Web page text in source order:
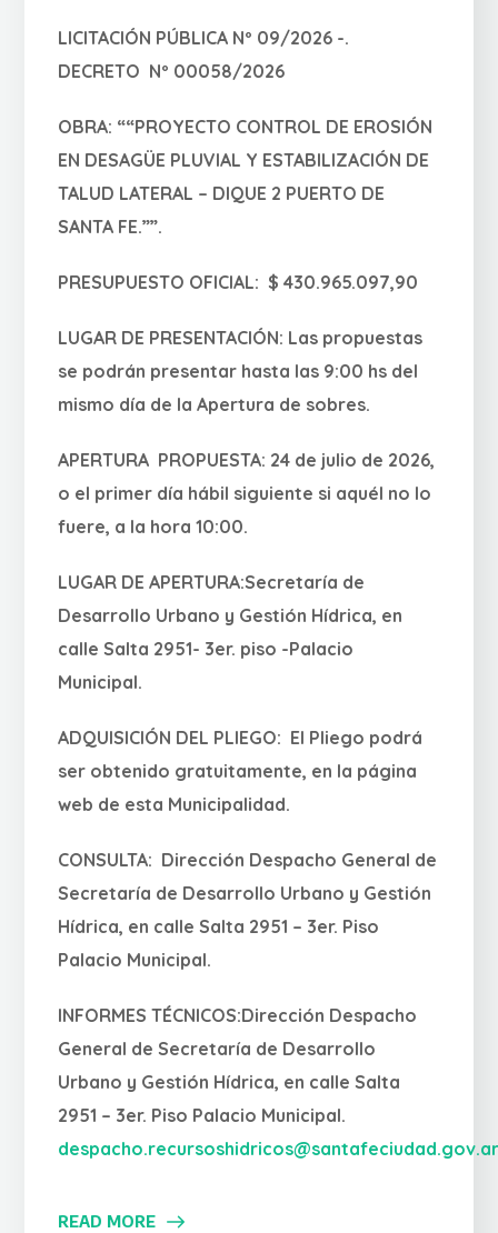
LICITACIÓN PÚBLICA Nº 09/2026 -.
DECRETO Nº 00058/2026
OBRA: ““PROYECTO CONTROL DE EROSIÓN
EN DESAGÜE PLUVIAL Y ESTABILIZACIÓN DE
TALUD LATERAL – DIQUE 2 PUERTO DE
SANTA FE.””.
PRESUPUESTO OFICIAL: $ 430.965.097,90
LUGAR DE PRESENTACIÓN: Las propuestas
se podrán presentar hasta las 9:00 hs del
mismo día de la Apertura de sobres.
APERTURA PROPUESTA: 24 de julio de 2026,
o el primer día hábil siguiente si aquél no lo
fuere, a la hora 10:00.
LUGAR DE APERTURA:Secretaría de
Desarrollo Urbano y Gestión Hídrica, en
calle Salta 2951- 3er. piso -Palacio
Municipal.
ADQUISICIÓN DEL PLIEGO: El Pliego podrá
ser obtenido gratuitamente, en la página
web de esta Municipalidad.
CONSULTA: Dirección Despacho General de
Secretaría de Desarrollo Urbano y Gestión
Hídrica, en calle Salta 2951 – 3er. Piso
Palacio Municipal.
INFORMES TÉCNICOS:Dirección Despacho
General de Secretaría de Desarrollo
Urbano y Gestión Hídrica, en calle Salta
2951 – 3er. Piso Palacio Municipal.
READ MORE